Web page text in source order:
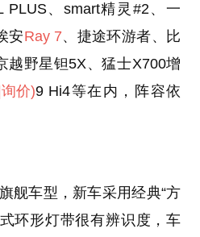
PLUS、smart精灵#2、一
安Ray 7、捷途环游者、比
越野星钽5X、猛士X700增
|询价)9 Hi4等在内，阵容依
舰车型，新车采用经典“方
环形灯带很有辨识度，车